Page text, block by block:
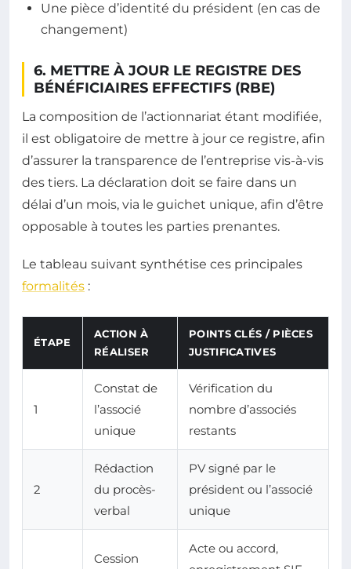
Une pièce d’identité du président (en cas de
changement)
6. METTRE À JOUR LE REGISTRE DES
BÉNÉFICIAIRES EFFECTIFS (RBE)
La composition de l’actionnariat étant modifiée,
il est obligatoire de mettre à jour ce registre, afin
d’assurer la transparence de l’entreprise vis-à-vis
des tiers. La déclaration doit se faire dans un
délai d’un mois, via le guichet unique, afin d’être
opposable à toutes les parties prenantes.
Le tableau suivant synthétise ces principales
formalités :
ÉTAPE
ACTION À
RÉALISER
POINTS CLÉS / PIÈCES
JUSTIFICATIVES
1
Constat de
l’associé
unique
Vérification du
nombre d’associés
restants
2
Rédaction
du procès-
verbal
PV signé par le
président ou l’associé
unique
Cession
Acte ou accord,